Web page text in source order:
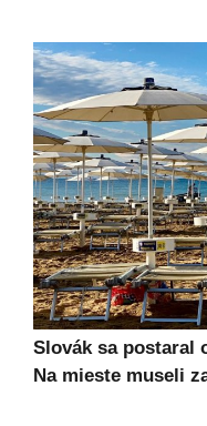
Slovák sa postaral
Na mieste museli